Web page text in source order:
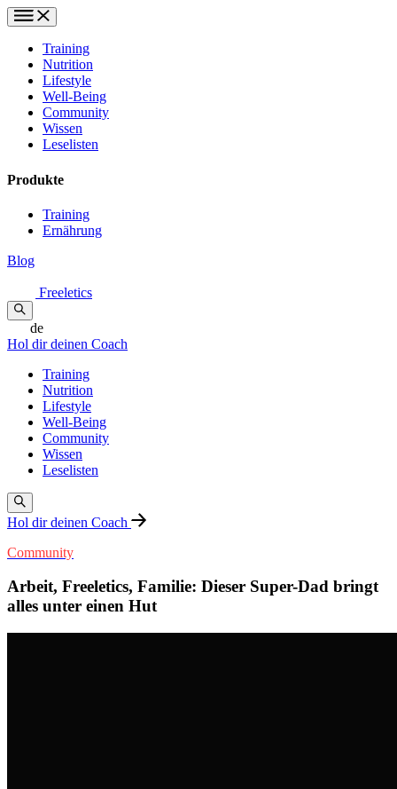
Training
Nutrition
Lifestyle
Well-Being
Community
Wissen
Leselisten
Produkte
Training
Ernährung
Blog
Freeletics
de
Hol dir deinen Coach
Training
Nutrition
Lifestyle
Well-Being
Community
Wissen
Leselisten
Hol dir deinen Coach
Community
Arbeit, Freeletics, Familie: Dieser Super-Dad bringt
alles unter einen Hut